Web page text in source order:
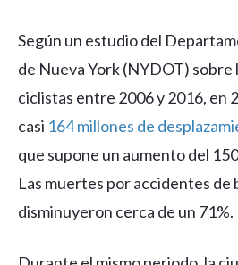
Según un estudio del
de Nueva York (NYDOT) sobre
ciclistas entre 2006 y 2016, en
casi 164 millones de
que supone un aumento del
Las muertes por accidentes de
disminuyeron cerca de un 71%.